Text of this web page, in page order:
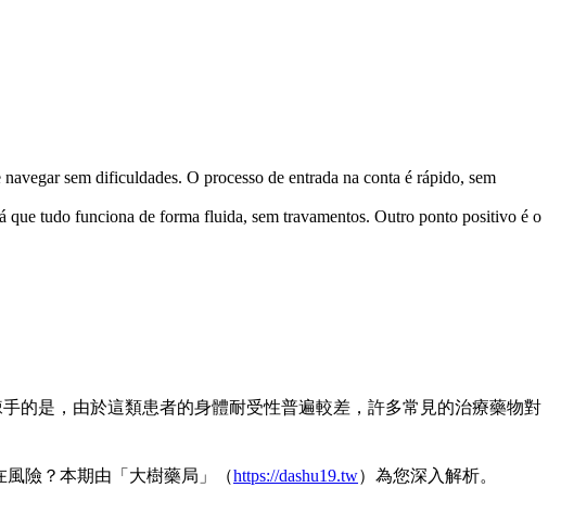
sem dificuldades. O processo de entrada na conta é rápido, sem
que tudo funciona de forma fluida, sem travamentos. Outro ponto positivo é o
的是，由於這類患者的身體耐受性普遍較差，許多常見的治療藥物對
險？本期由「大樹藥局」（https://dashu19.tw）為您深入解析。